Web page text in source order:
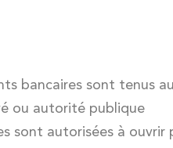
bancaires sont tenus au
ou autorité publique
sont autorisées à ouvrir